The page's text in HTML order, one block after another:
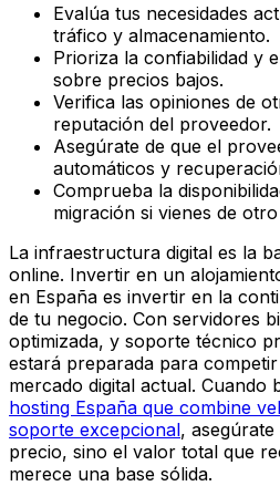
Evalúa tus necesidades
tráfico y almacenamiento.
Prioriza la confiabilidad y
sobre precios bajos.
Verifica las opiniones de
reputación del proveedor.
Asegúrate de que el
automáticos y
Comprueba la
migración si vienes de
La infraestructura digital es la
online. Invertir en un
en España es invertir en la
de tu negocio. Con servidores
optimizada, y soporte técnico
estará preparada para
mercado digital actual. Cuando
hosting España que combine
soporte excepcional,
precio, sino el valor total que
merece una base sólida.